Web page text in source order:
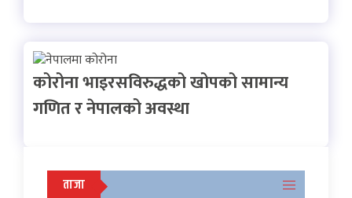
कोरोना भाइरसविरुद्धको खोपको सामान्य
गणित र नेपालको अवस्था
ताजा